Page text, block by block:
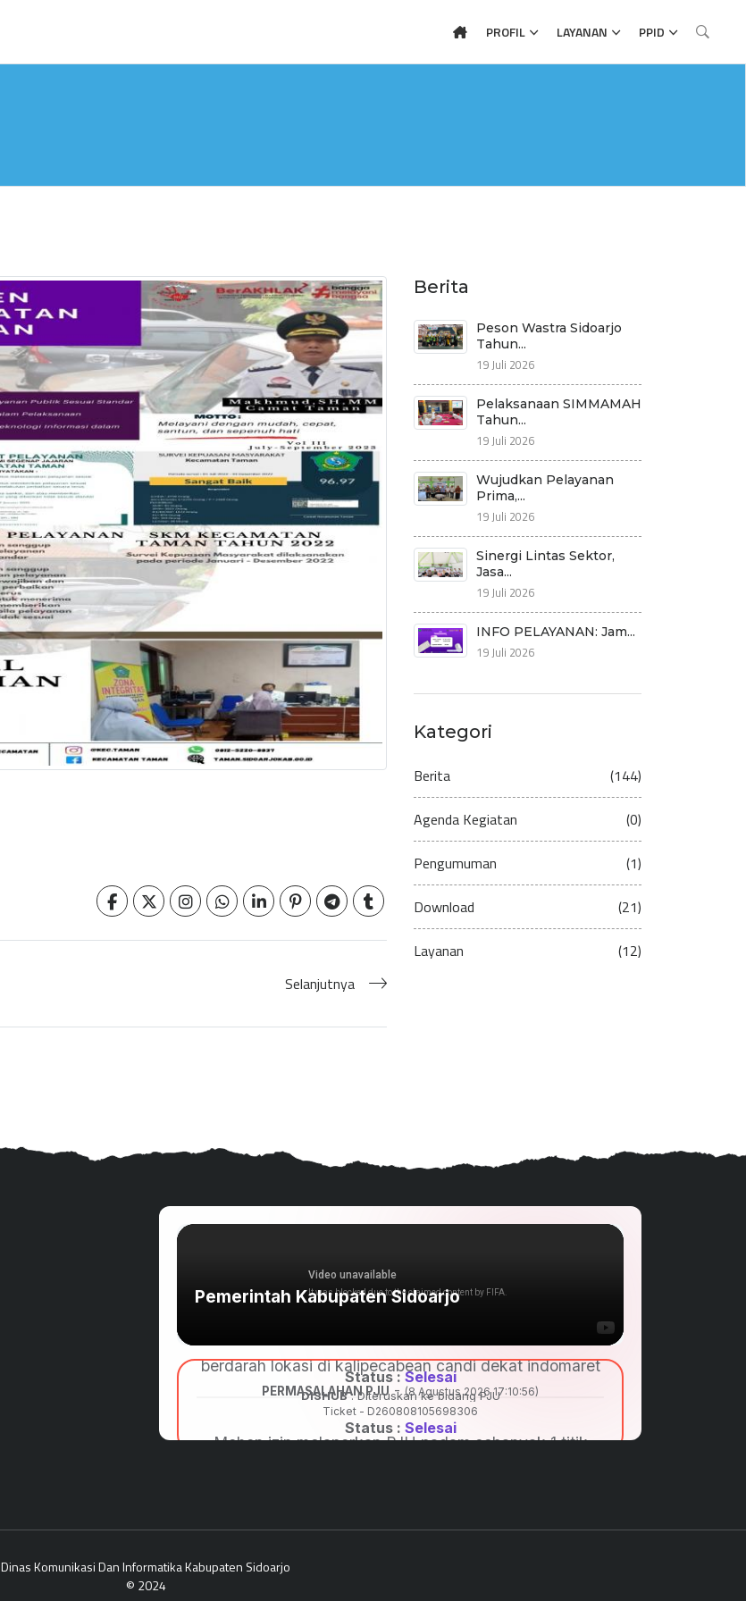
PROFIL LAYANAN PPID
Selanjutnya
Berita
Peson Wastra Sidoarjo
Tahun...
19 Juli 2026
Pelaksanaan SIMMAMAH
Tahun...
19 Juli 2026
Wujudkan Pelayanan
Prima,...
19 Juli 2026
Sinergi Lintas Sektor,
Jasa...
19 Juli 2026
INFO PELAYANAN: Jam...
19 Juli 2026
Kategori
Berita (144)
Agenda Kegiatan (0)
Pengumuman (1)
Download (21)
Layanan (12)
Dinas Komunikasi Dan Informatika Kabupaten Sidoarjo
© 2024